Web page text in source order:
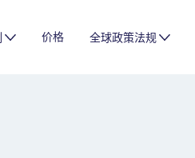
价格 全球政策法规